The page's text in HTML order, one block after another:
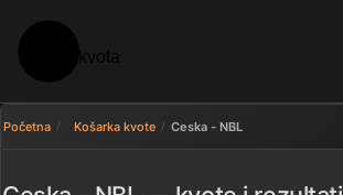
Početna Košarka kvote Ceska - NBL